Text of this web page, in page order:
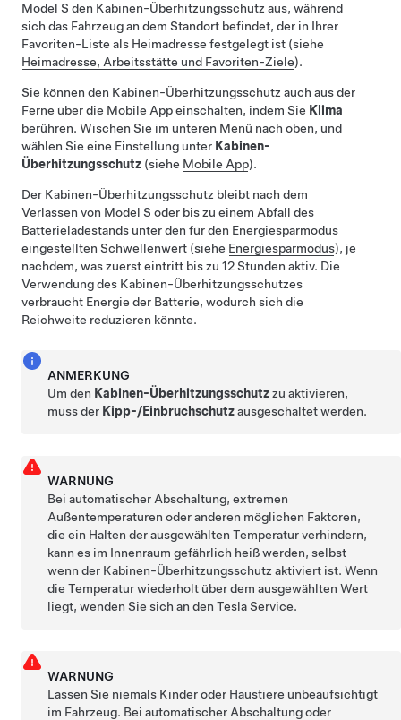
Model S den Kabinen-Überhitzungsschutz aus, während
sich das Fahrzeug an dem Standort befindet, der in Ihrer
Favoriten-Liste als Heimadresse festgelegt ist (siehe
Heimadresse, Arbeitsstätte und Favoriten-Ziele).
Sie können den Kabinen-Überhitzungsschutz auch aus der
Ferne über die Mobile App einschalten, indem Sie Klima
berühren. Wischen Sie im unteren Menü nach oben, und
wählen Sie eine Einstellung unter Kabinen-
Überhitzungsschutz (siehe Mobile App).
Der Kabinen-Überhitzungsschutz bleibt nach dem
Verlassen von Model S oder bis zu einem Abfall des
Batterieladestands unter den für den Energiesparmodus
eingestellten Schwellenwert (siehe Energiesparmodus), je
nachdem, was zuerst eintritt bis zu 12 Stunden aktiv. Die
Verwendung des Kabinen-Überhitzungsschutzes
verbraucht Energie der Batterie, wodurch sich die
Reichweite reduzieren könnte.
ANMERKUNG
Um den Kabinen-Überhitzungsschutzzu aktivieren,
muss der Kipp-/Einbruchschutzausgeschaltet werden.
WARNUNG
Bei automatischer Abschaltung, extremen
Außentemperaturen oder anderen möglichen Faktoren,
die ein Halten der ausgewählten Temperatur verhindern,
kann es im Innenraum gefährlich heiß werden, selbst
wenn der Kabinen-Überhitzungsschutz aktiviert ist. Wenn
die Temperatur wiederholt über dem ausgewählten Wert
liegt, wenden Sie sich an den Tesla Service.
WARNUNG
Lassen Sie niemals Kinder oder Haustiere unbeaufsichtigt
im Fahrzeug. Bei automatischer Abschaltung oder